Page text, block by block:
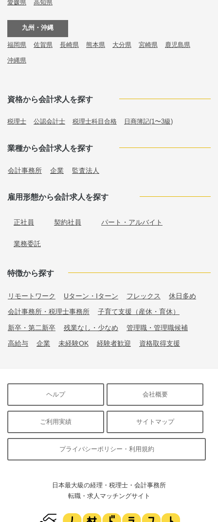
愛媛県 高知県
九州・沖縄
福岡県 佐賀県 長崎県 熊本県 大分県 宮崎県 鹿児島県
沖縄県
資格から会計求人を探す
税理士 公認会計士 税理士科目合格 日商簿記(1〜3級)
業種から会計求人を探す
会計事務所 企業 監査法人
雇用形態から会計求人を探す
正社員 契約社員 パート・アルバイト
業務委託
特徴から探す
リモートワーク Uターン・Iターン フレックス 休日多め
会計事務所・税理士事務所 子育て支援（産休・育休）
新卒・第二新卒 残業なし・少なめ 管理職・管理職候補
高給与 企業 未経験OK 経験者歓迎 資格取得支援
ヘルプ 会社概要
ご利用実績 サイトマップ
プライバシーポリシー・利用規約
日本最大級の経理・税理士・会計事務所
転職・求人マッチングサイト